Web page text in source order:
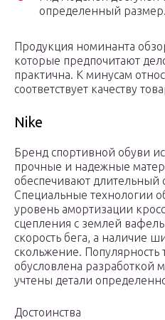
определенный размер.
Продукция номинанта
которые предпочитают
практична. К минусам
соответствует качеству
Nike
Бренд спортивной обуви
прочные и надежные
обеспечивают длительный
Специальные технологии
уровень амортизации
сцепления с землей
скорость бега, а наличие
скольжение. Популярность
обусловлена разработкой
учтены детали
Достоинства